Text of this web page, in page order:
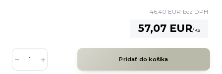
57,07 EUR/ks
46,40 EUR bez DPH
Pridať do košíka